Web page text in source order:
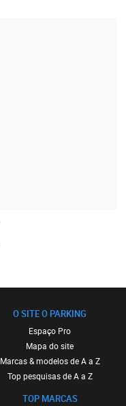
O SITE O PARKING
Espaço Pro
Mapa do site
Marcas & modelos de A a Z
Top pesquisas de A a Z
TOP MARCAS